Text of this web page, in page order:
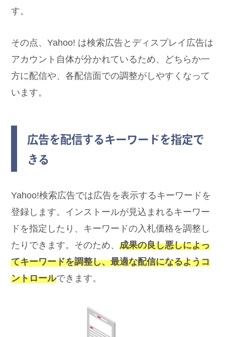
す。
その点、Yahoo! は検索広告とディスプレイ広告は
アカウント自体が分かれているため、どちらか一
方に配信や、各配信面での調整がしやすくなって
います。
広告を配信するキーワードを指定で
きる
Yahoo!検索広告では広告を表示するキーワードを
登録します。インストールが見込まれるキーワー
ドを指定したり、キーワードの入札価格を調整し
たりできます。そのため、成果の良し悪しによっ
てキーワードを調整し、最適な配信になるようコ
ントロールできます。